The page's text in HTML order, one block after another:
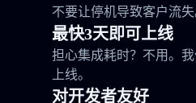
不要让停机导致客户流
最快3天即可上线
担心集成耗时？不用。
上线。
对开发者友好